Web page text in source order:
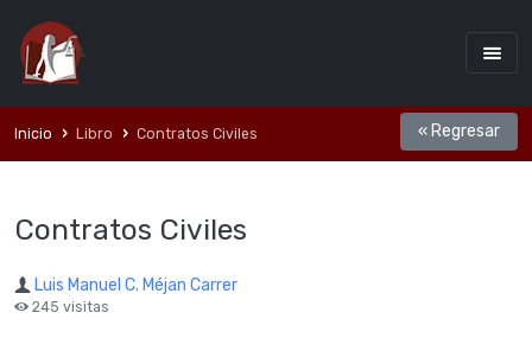
Inicio Libro Contratos Civiles « Regresar
Contratos Civiles
Luis Manuel C. Méjan Carrer
245 visitas